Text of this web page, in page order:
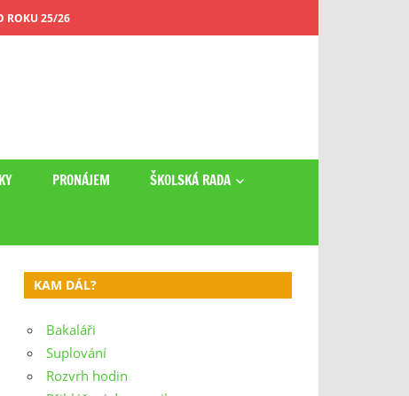
ROKU 25/26
PRONÁJEM ŠKOLSKÁ RADA
KAM DÁL?
Bakaláři
Suplování
Rozvrh hodin